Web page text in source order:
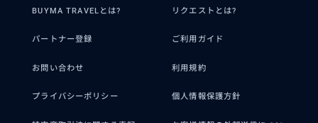
BUYMA TRAVELとは? リクエストとは?
パートナー登録 ご利用ガイド
お問い合わせ 利用規約
プライバシーポリシー 個人情報保護方針